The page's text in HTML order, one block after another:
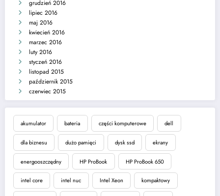
grudzień 2016
lipiec 2016
maj 2016
kwiecień 2016
marzec 2016
luty 2016
styczeń 2016
listopad 2015
październik 2015
czerwiec 2015
akumulator bateria części komputerowe dell
dla biznesu dużo pamięci dysk ssd ekrany
energooszczędny HP ProBook HP ProBook 650
intel core intel nuc Intel Xeon kompaktowy